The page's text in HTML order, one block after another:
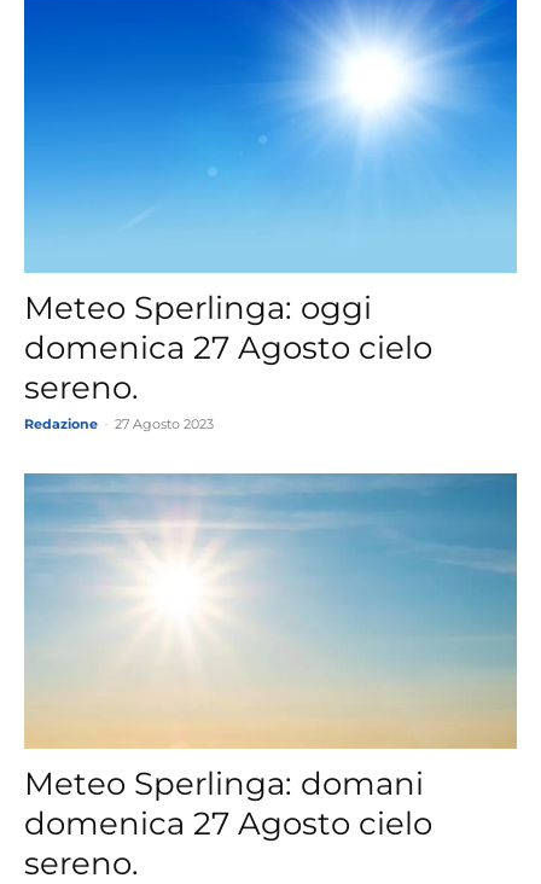
Meteo Sperlinga: oggi
domenica 27 Agosto cielo
sereno.
Redazione 27 Agosto 2023
Meteo Sperlinga: domani
domenica 27 Agosto cielo
sereno.